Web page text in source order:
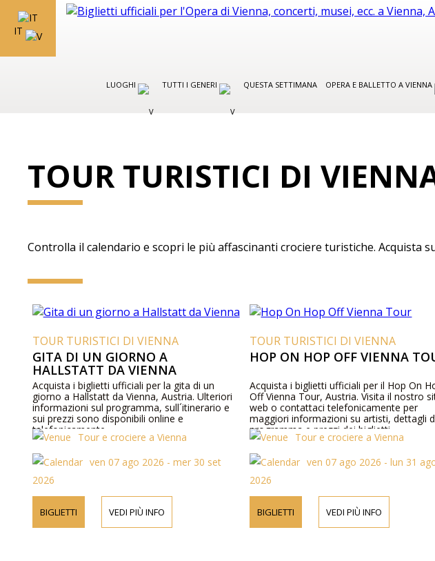
IT
LUOGHI TUTTI I GENERI QUESTA SETTIMANA OPERA E BALLETTO A VIENNA
TOUR TURISTICI DI
Controlla il calendario e scopri le più affascinanti crociere turistiche. Acquista
TOUR TURISTICI DI VIENNA
GITA DI UN GIORNO A
HALLSTATT DA VIENNA
Acquista i biglietti ufficiali per la gita di un
giorno a Hallstatt da Vienna, Austria. Ulteriori
informazioni sul programma, sull´itinerario e
sui prezzi sono disponibili online e
telefonicamente.
Tour e crociere a Vienna
ven 07 ago 2026 - mer 30 set
2026
BIGLIETTI VEDI PIÙ INFO
TOUR TURISTICI DI VIENNA
HOP ON HOP OFF VIENNA
Acquista i biglietti ufficiali per il Hop On
Off Vienna Tour, Austria. Visita il nostro
web o contattaci telefonicamente per
maggiori informazioni su artisti, dettagli
programma e prezzi dei biglietti.
Tour e crociere a Vienna
ven 07 ago 2026 - lun 31
2026
BIGLIETTI VEDI PIÙ INFO